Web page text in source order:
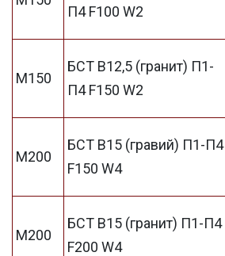
П4 F100 W2
М150
БСТ В12,5 (гранит) П1-
П4 F150 W2
М200
БСТ В15 (гравий) П1-П4
F150 W4
М200
БСТ В15 (гранит) П1-П4
F200 W4